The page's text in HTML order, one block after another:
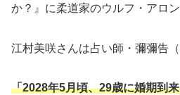
か？』に柔道家のウルフ・アロ
江村美咲さんは占い師・彌彌告
「2028年5月頃、29歳に婚期到